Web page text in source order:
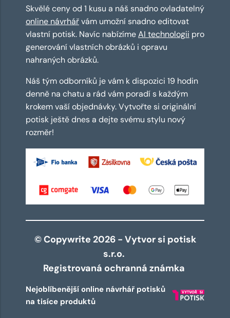
Skvělé ceny od 1 kusu a náš snadno ovladatelný
online návrhářvám umožní snadno editovat
vlastní potisk. Navíc nabízímeAI technologii pro
generování vlastních obrázků i opravu
nahraných obrázků.
Náš tým odborníků je vám k dispozici 19 hodin
denně na chatu a rád vám poradí s každým
krokem vaší objednávky. Vytvořte si originální
potisk ještě dnes a dejte svému stylu nový
rozměr!
© Copywrite 2026 - Vytvor si potisk
s.r.o.
Registrovaná ochranná známka
Nejoblíbenější online návrhář potisků
na tisíce produktů